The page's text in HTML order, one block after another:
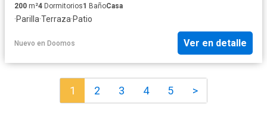
200 m²4 Dormitorios1 BañoCasa
·Parilla·Terraza·Patio
Nuevo en Doomos Ver en detalle
1 2 3 4 5 >